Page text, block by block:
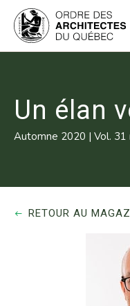
directement
recherche
directement
contenu
principal
Un élan
Automne 2020 | Vol. 31
RETOUR AU